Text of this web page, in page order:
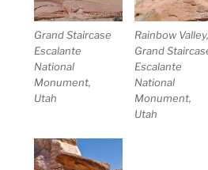
Grand Staircase
Escalante
National
Monument,
Utah
Rainbow Valley,
Grand
Escalante
National
Monument,
Utah